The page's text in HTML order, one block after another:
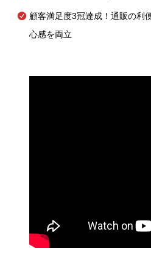
顧客満足度3冠達成！通販の利
心感を両立